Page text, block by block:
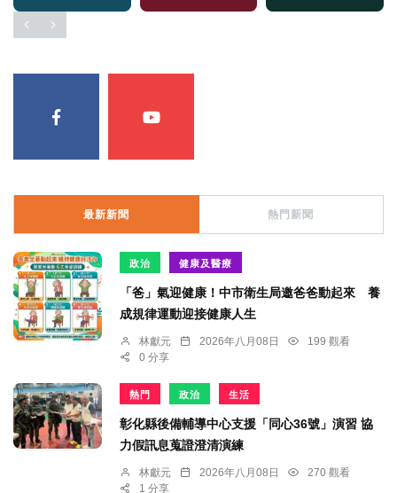
最新新聞 熱門新聞
政治 健康及醫療
「爸」氣迎健康！中市衛生局邀爸爸動起來 養
成規律運動迎接健康人生
林獻元 2026年八月08日
199 觀看
0 分享
熱門 政治 生活
彰化縣後備輔導中心支援「同心36號」演習 協
力假訊息蒐證澄清演練
林獻元 2026年八月08日
270 觀看
1 分享